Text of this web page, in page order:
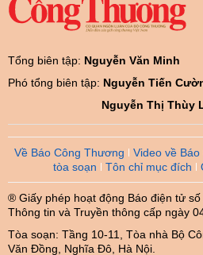
Tổng biên tập: Nguyễn Văn Minh
Phó tổng biên tập: Nguyễn Tiến
Nguyễn Thị Thùy
Về Báo Công Thương Video về
tòa soạn
Tôn chỉ mục đích
® Giấy phép hoạt động Báo điện tử
Thông tin và Truyền thông cấp ngày
Tòa soạn: Tầng 10-11, Tòa nhà Bộ
Văn Đồng, Nghĩa Đô, Hà Nội.